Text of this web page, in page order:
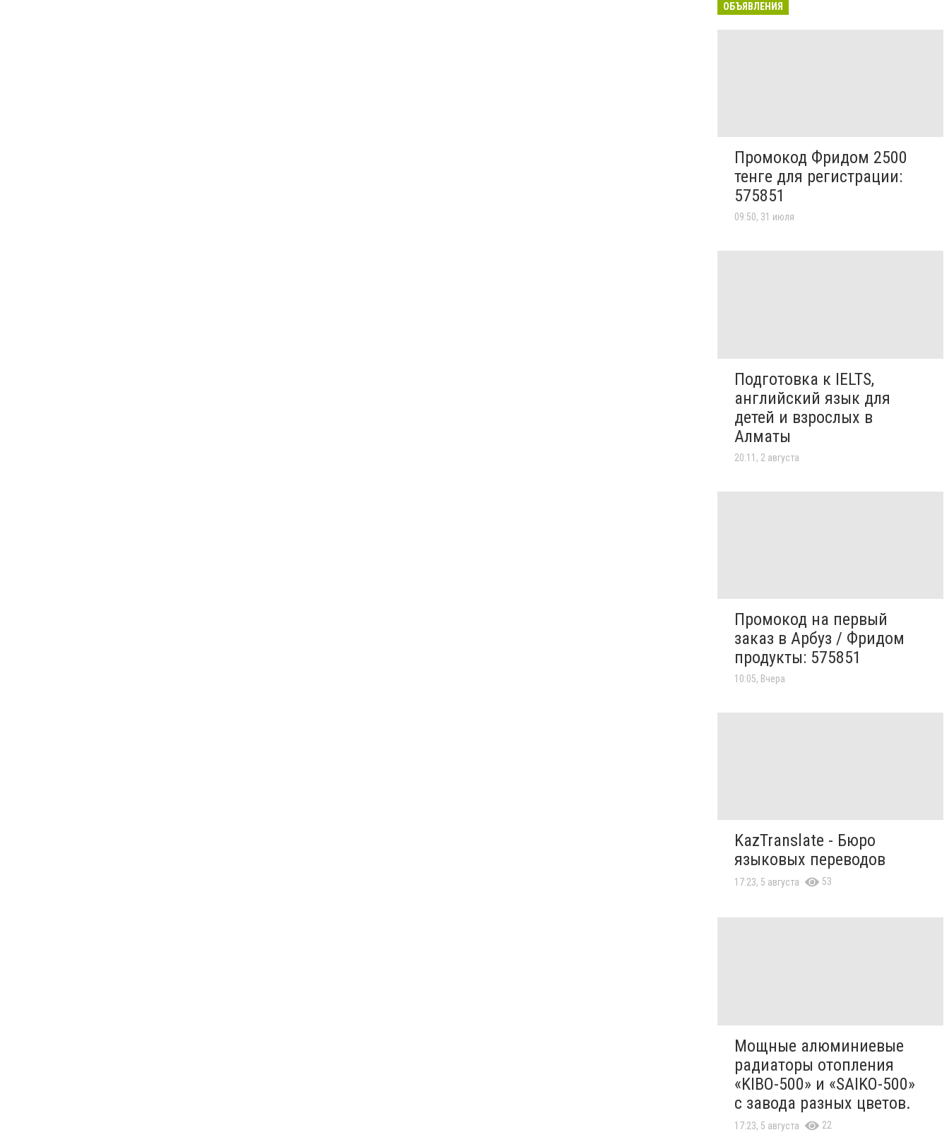
ОБЪЯВЛЕНИЯ
Промокод Фридом 2500
тенге для регистрации:
575851
09:50, 31 июля
Подготовка к IELTS,
английский язык для
детей и взрослых в
Алматы
20:11, 2 августа
Промокод на первый
заказ в Арбуз / Фридом
продукты: 575851
10:05, Вчера
KazTranslate - Бюро
языковых переводов
17:23, 5 августа 53
Мощные алюминиевые
радиаторы отопления
«KIBO-500» и «SAIKO-500»
с завода разных цветов.
17:23, 5 августа 22